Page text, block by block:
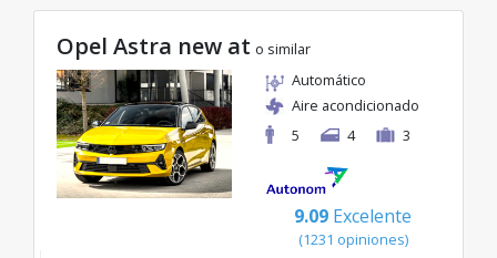
Opel Astra new at o similar
Automático
Aire acondicionado
5
4 3
9.09 Excelente
(1231 opiniones)